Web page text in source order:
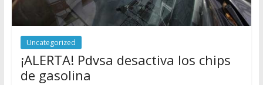
Uncategorized
¡ALERTA! Pdvsa desactiva los chips
de gasolina